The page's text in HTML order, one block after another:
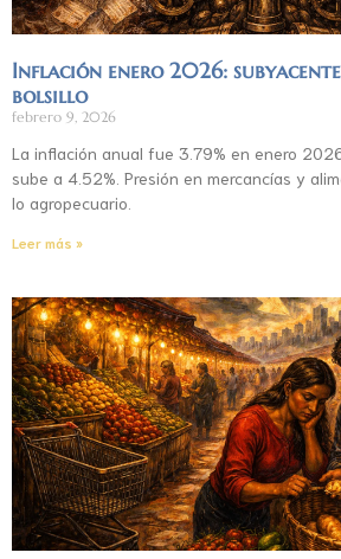
Inflación enero 2026:
bolsillo
febrero 9, 2026
La inflación anual fue 3.79% en enero
sube a 4.52%. Presión en mercancías y
lo agropecuario.
Leer más »